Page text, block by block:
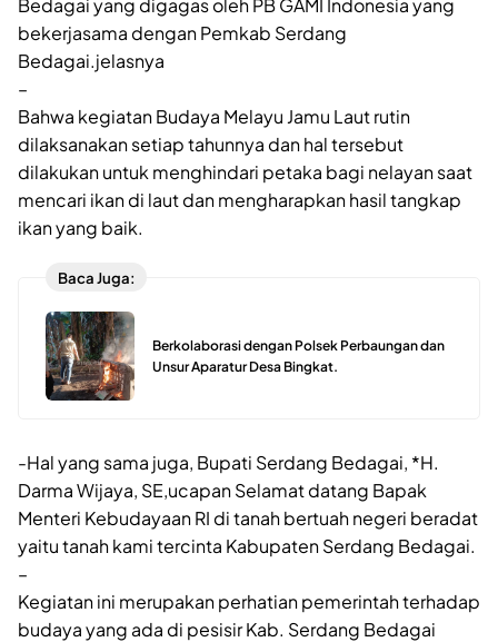
Bedagai yang digagas oleh PB GAMI Indonesia yang
bekerjasama dengan Pemkab Serdang
Bedagai.jelasnya
–
Bahwa kegiatan Budaya Melayu Jamu Laut rutin
dilaksanakan setiap tahunnya dan hal tersebut
dilakukan untuk menghindari petaka bagi nelayan saat
mencari ikan di laut dan mengharapkan hasil tangkap
ikan yang baik.
Baca Juga:
Berkolaborasi dengan Polsek Perbaungan dan
Unsur Aparatur Desa Bingkat.
-Hal yang sama juga, Bupati Serdang Bedagai, *H.
Darma Wijaya, SE,ucapan Selamat datang Bapak
Menteri Kebudayaan RI di tanah bertuah negeri beradat
yaitu tanah kami tercinta Kabupaten Serdang Bedagai.
–
Kegiatan ini merupakan perhatian pemerintah terhadap
budaya yang ada di pesisir Kab. Serdang Bedagai